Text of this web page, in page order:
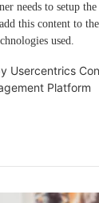
needs to setup
this content to
used.
Usercentrics
Platform